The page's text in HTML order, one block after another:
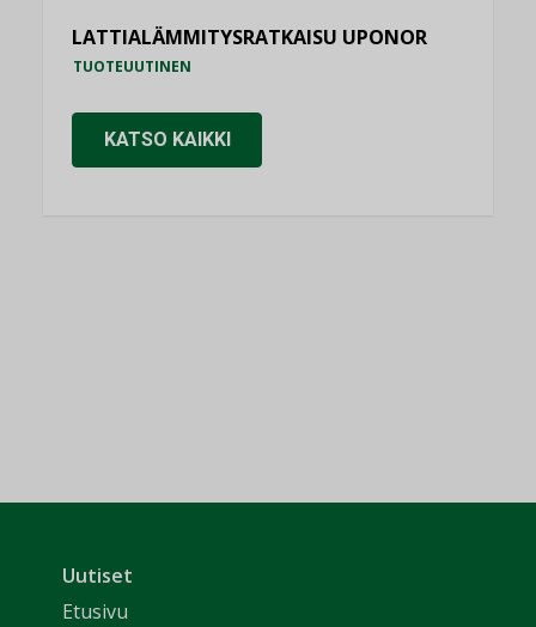
LATTIALÄMMITYSRATKAISU UPONOR
TUOTEUUTINEN
KATSO KAIKKI
Uutiset
Etusivu